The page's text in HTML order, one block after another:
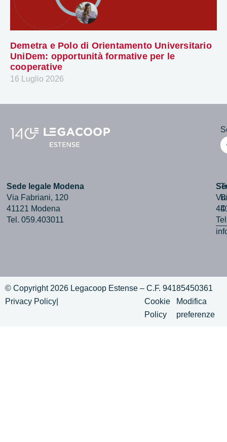
Demetra e Polo di Orientamento Universitario
UniDem: opportunità formative per le
cooperative
16 Luglio 2026
Sede legale Modena
Via Fabriani, 120
41121 Modena
Tel. 059.403011
© Copyright 2026 Legacoop Estense – C.F. 94185450361
Privacy Policy
Cookie
Policy
Modifica
preferenze